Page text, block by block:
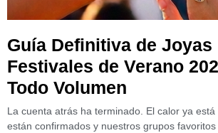
Guía Definitiva de Joyas
Festivales de Verano
Todo Volumen
La cuenta atrás ha terminado. El calor ya
están confirmados y nuestros grupos